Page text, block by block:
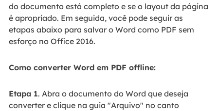
do documento está completo e se o layout da página
é apropriado. Em seguida, você pode seguir as
etapas abaixo para salvar o Word como PDF sem
esforço no Office 2016.
Como converter Word em PDF offline:
Etapa 1. Abra o documento do Word que deseja
converter e clique na guia "Arquivo" no canto